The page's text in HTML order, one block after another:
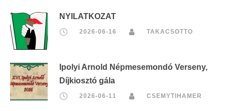
NYILATKOZAT
2026-06-16 TAKACSOTTO
Ipolyi Arnold Népmesemondó Verseny,
Díjkiosztó gála
2026-06-11 CSEMYTIHAMER